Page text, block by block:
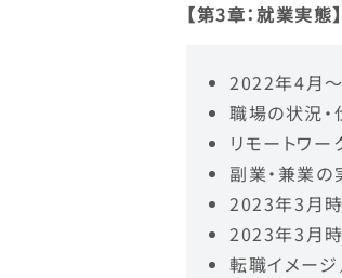
【第3章：就業実態】
2022年4月
職場の状況
リモートワー
副業・兼業の
2023年3月
2023年3月
転職イメー